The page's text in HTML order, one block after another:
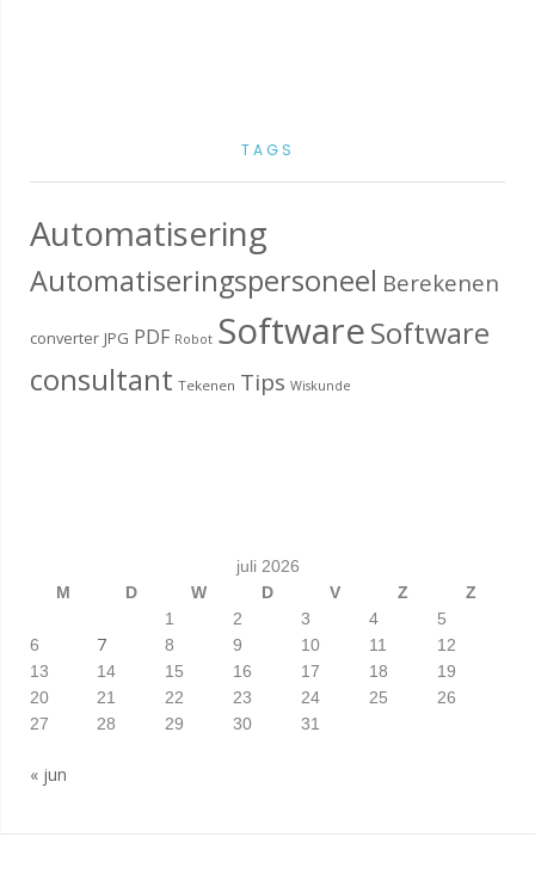
TAGS
Automatisering
Automatiseringspersoneel Berekenen
converter JPG PDF Robot SoftwareSoftware
consultant Tekenen Tips Wiskunde
juli 2026
M
D W D V Z
Z
1
2 3 4
5
6
7 8 9 10 11
12
13
14 15 16 17 18
19
20
21 22 23 24 25
26
27
28 29 30 31
« jun